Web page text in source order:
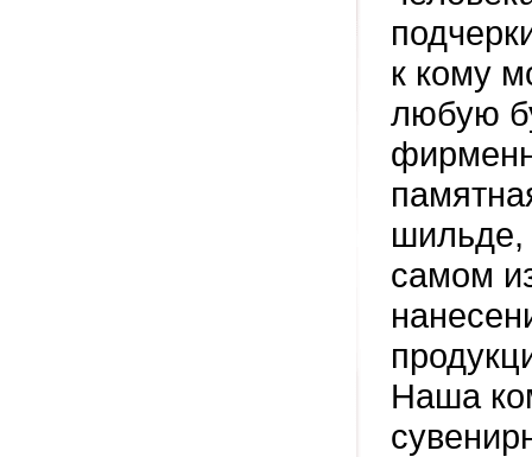
к кому
любую
шильде,
самом
Наша